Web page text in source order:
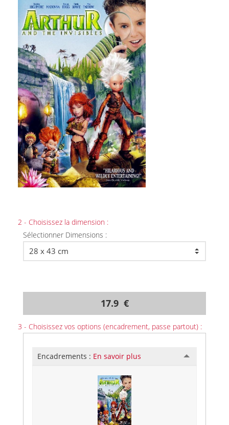
2 - Choisissez la dimension :
Sélectionner Dimensions :
17.9 €
3 - Choisissez vos options (encadrement, passe partout) :
Encadrements : En savoir plus